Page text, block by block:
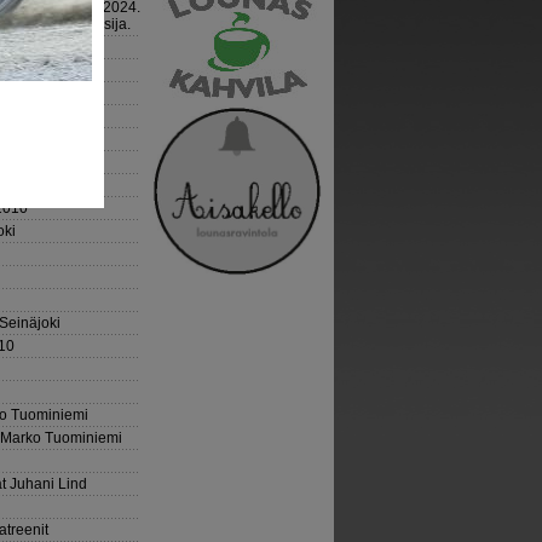
8.6.2024.
kolmas sija.
15.4.2026
Tuominiemi
Tuominiemi
Juhani Lind